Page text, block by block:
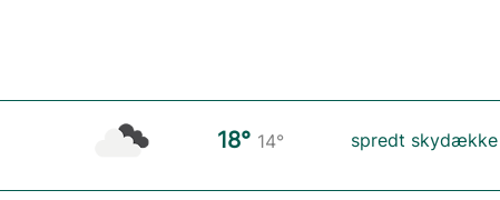
18° 14° spredt skydække